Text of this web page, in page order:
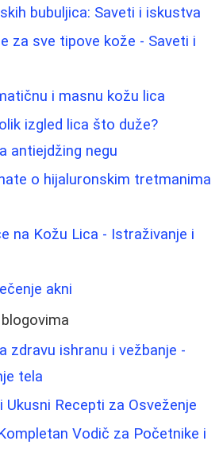
bubuljica: Saveti i iskustva
za sve tipove kože - Saveti i
i masnu kožu lica
izgled lica što duže?
antiejdžing negu
o hijaluronskim tretmanima
na Kožu Lica - Istraživanje i
akni
zdravu ishranu i vežbanje -
tela
Ukusni Recepti za Osveženje
Vodič za Početnike i